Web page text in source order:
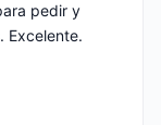
pedir y
Excelente.